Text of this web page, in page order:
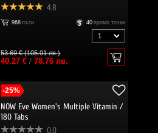
4.8
968 пъти 40 промо точки
53.69 € (105.01 лв.)
40.27 €/ 78.76 лв.
-25%
NOW Eve Women's Multiple Vitamin /
180 Tabs
0.0